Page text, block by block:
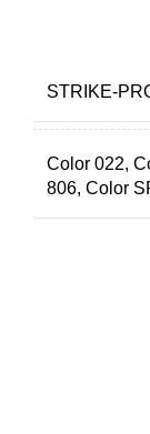
STRIKE-
Color 022,
806, Color